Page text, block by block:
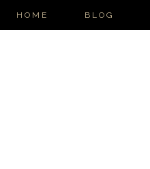
HOME BLOG